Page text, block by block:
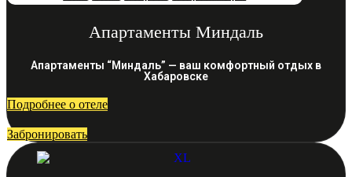
Апартаменты Миндаль
Апартаменты “Миндаль” — ваш комфортный отдых в
Хабаровске
Подробнее о отеле
Забронировать